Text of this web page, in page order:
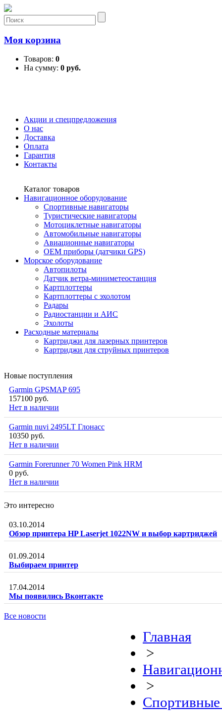
Моя корзина
Товаров: 0
На сумму: 0 руб.
Акции и спецпредложения
О нас
Доставка
Оплата
Гарантия
Контакты
Каталог товаров
Навигационное оборудование
Спортивные навигаторы
Туристические навигаторы
Мотоциклетные навигаторы
Автомобильные навигаторы
Авиационные навигаторы
OEM приборы (датчики GPS)
Морское оборудование
Автопилоты
Датчик ветра-миниметеостанция
Картплоттеры
Картплоттеры с эхолотом
Радары
Радиостанции и АИС
Эхолоты
Расходные материалы
Картриджи для лазерных принтеров
Картриджи для струйных принтеров
Новые поступления
Garmin GPSMAP 695
157100 руб.
Нет в наличии
Garmin nuvi 2495LT Глонасс
10350 руб.
Нет в наличии
Garmin Forerunner 70 Women Pink HRM
0 руб.
Нет в наличии
Это интересно
03.10.2014
Обзор принтера HP Laserjet 1022NW и выбор картриджей
01.09.2014
Выбираем принтер
17.04.2014
Мы появились Вконтакте
Все новости
Главная
>
>
Спортивные